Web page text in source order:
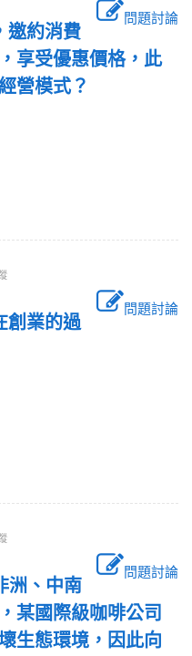
問題討論
邀約消費
享受優惠價格，此
營模式？
問題討論
創業的過
問題討論
洲、中南
某國際級咖啡公司
生態環境，因此向